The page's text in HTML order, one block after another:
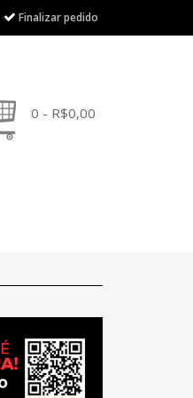
Finalizar pedido
0 - R$0,00